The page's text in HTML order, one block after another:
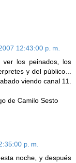
12:43:00 p. m.
los peinados, los
y del público...
viendo canal 11.
de Camilo Sesto
p. m.
noche, y después